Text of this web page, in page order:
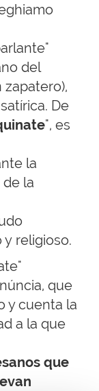
del
zapatero),
De
", es
la
la
religioso.
que
y cuenta la
a la que
que